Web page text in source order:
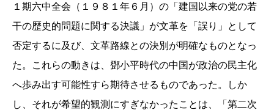
１期六中全会（１９８１年６月）の「建国以来の党の若
干の歴史的問題に関する決議」が文革を「誤り」として
否定するに及び、文革路線との決別が明確なものとなっ
た。これらの動きは、鄧小平時代の中国が政治の民主化
へ歩み出す可能性すら期待させるものであった。しか
し、それが希望的観測にすぎなかったことは、「第二次